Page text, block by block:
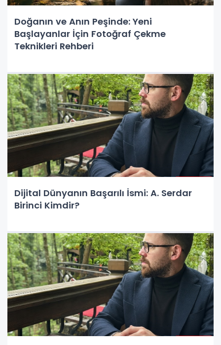
Doğanın ve Anın Peşinde: Yeni
Başlayanlar İçin Fotoğraf Çekme
Teknikleri Rehberi
Dijital Dünyanın Başarılı İsmi: A. Serdar
Birinci Kimdir?